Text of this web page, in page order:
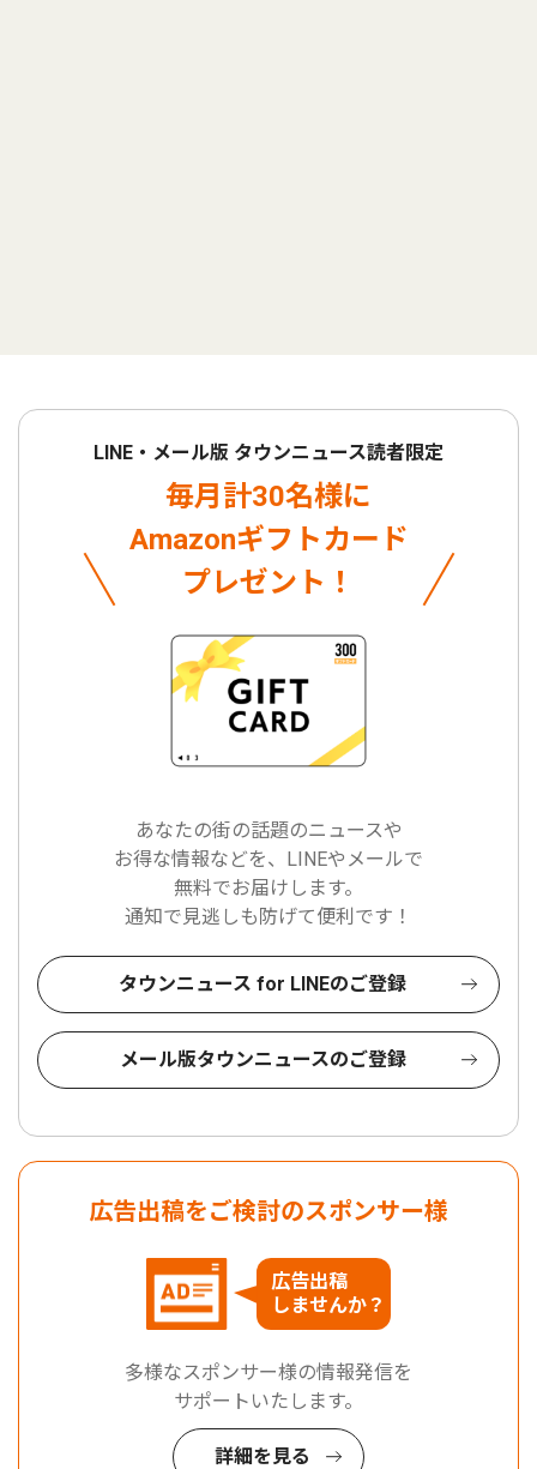
LINE・メール版 タウンニュース読者限定
毎月計30名様に
Amazonギフトカード
プレゼント！
あなたの街の話題のニュースや
お得な情報などを、LINEやメールで
無料でお届けします。
通知で見逃しも防げて便利です！
タウンニュース for LINEのご登録
メール版タウンニュースのご登録
広告出稿をご検討のスポンサー様
広告出稿
しませんか？
多様なスポンサー様の情報発信を
サポートいたします。
詳細を見る